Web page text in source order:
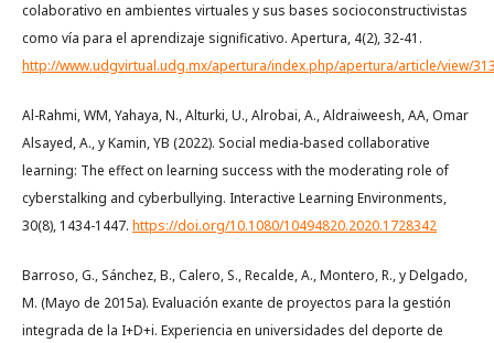
colaborativo en ambientes virtuales y sus bases socioconstructivistas
como vía para el aprendizaje significativo. Apertura, 4(2), 32-41.
http://www.udgvirtual.udg.mx/apertura/index.php/apertura/article/view/
Al-Rahmi, WM, Yahaya, N., Alturki, U., Alrobai, A., Aldraiweesh, AA, Omar
Alsayed, A., y Kamin, YB (2022). Social media-based collaborative
learning: The effect on learning success with the moderating role of
cyberstalking and cyberbullying. Interactive Learning Environments,
30(8), 1434-1447. https://doi.org/10.1080/10494820.2020.1728342
Barroso, G., Sánchez, B., Calero, S., Recalde, A., Montero, R., y Delgado,
M. (Mayo de 2015a). Evaluación exante de proyectos para la gestión
integrada de la I+D+i. Experiencia en universidades del deporte de